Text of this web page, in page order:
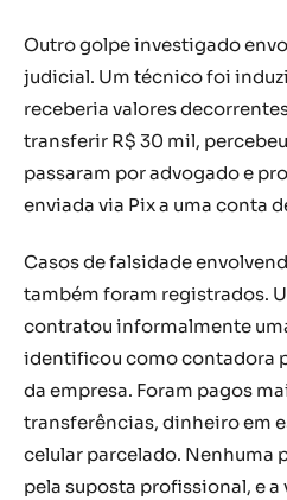
Outro golpe investigado
judicial. Um técnico foi
receberia valores
transferir R$ 30 mil,
passaram por advogado e
enviada via Pix a uma conta
Casos de falsidade
também foram registrados.
contratou informalmente
identificou como contadora
da empresa. Foram pagos
transferências, dinheiro em
celular parcelado. Nenhuma
pela suposta profissional, e